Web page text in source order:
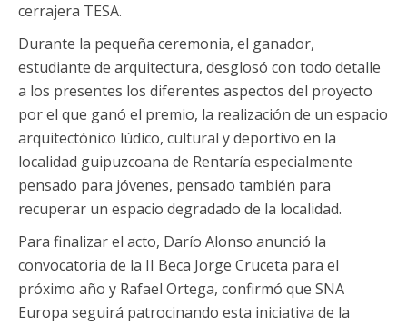
cerrajera TESA.
Durante la pequeña ceremonia, el ganador,
estudiante de arquitectura, desglosó con todo detalle
a los presentes los diferentes aspectos del proyecto
por el que ganó el premio, la realización de un espacio
arquitectónico lúdico, cultural y deportivo en la
localidad guipuzcoana de Rentaría especialmente
pensado para jóvenes, pensado también para
recuperar un espacio degradado de la localidad.
Para finalizar el acto, Darío Alonso anunció la
convocatoria de la II Beca Jorge Cruceta para el
próximo año y Rafael Ortega, confirmó que SNA
Europa seguirá patrocinando esta iniciativa de la